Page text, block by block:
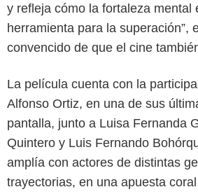
y refleja cómo la fortaleza mental
herramienta para la superación”,
convencido de que el cine
La película cuenta con la
Alfonso Ortiz, en una de sus
pantalla, junto a Luisa Fernanda
Quintero y Luis Fernando
amplía con actores de distintas
trayectorias, en una apuesta
Cortesía